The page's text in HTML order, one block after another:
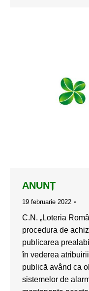
ANUNȚ
19 februarie 2022
C.N. „Loteria
procedura de
publicarea
în vederea
publică având ca
sistemelor de